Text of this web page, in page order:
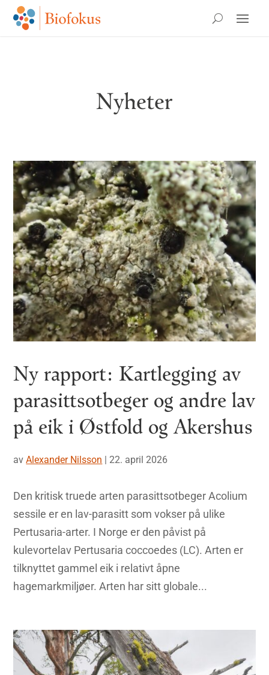
Nyheter
Ny rapport: Kartlegging av
parasittsotbeger og andre lav
på eik i Østfold og Akershus
avAlexander Nilsson |22. april 2026
Den kritisk truede arten parasittsotbeger Acolium
sessile er en lav-parasitt som vokser på ulike
Pertusaria-arter. I Norge er den påvist på
kulevortelav Pertusaria coccoedes (LC). Arten er
tilknyttet gammel eik i relativt åpne
hagemarkmiljøer. Arten har sitt globale...